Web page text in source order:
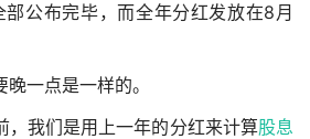
公布完毕，而全年分红发放在8月
一点是一样的。
，我们是用上一年的分红来计算股息